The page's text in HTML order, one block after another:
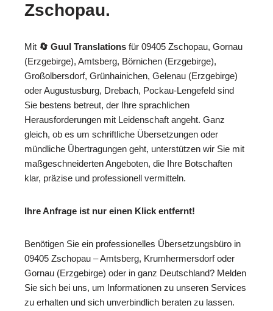
Zschopau.
Mit 🔄 Guul Translations für 09405 Zschopau, Gornau
(Erzgebirge), Amtsberg, Börnichen (Erzgebirge),
Großolbersdorf, Grünhainichen, Gelenau (Erzgebirge)
oder Augustusburg, Drebach, Pockau-Lengefeld sind
Sie bestens betreut, der Ihre sprachlichen
Herausforderungen mit Leidenschaft angeht. Ganz
gleich, ob es um schriftliche Übersetzungen oder
mündliche Übertragungen geht, unterstützen wir Sie mit
maßgeschneiderten Angeboten, die Ihre Botschaften
klar, präzise und professionell vermitteln.
Ihre Anfrage ist nur einen Klick entfernt!
Benötigen Sie ein professionelles Übersetzungsbüro in
09405 Zschopau – Amtsberg, Krumhermersdorf oder
Gornau (Erzgebirge) oder in ganz Deutschland? Melden
Sie sich bei uns, um Informationen zu unseren Services
zu erhalten und sich unverbindlich beraten zu lassen.